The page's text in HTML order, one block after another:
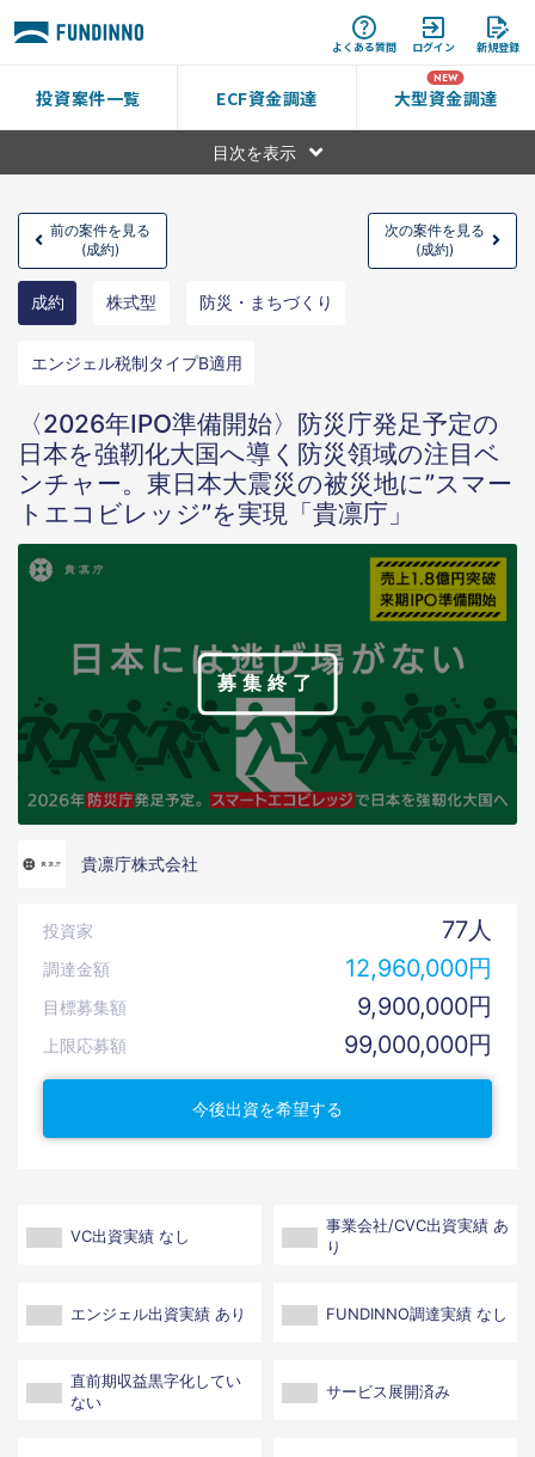
よくある質問 ログイン 新規登録
投資案件一覧 ECF資金調達 大型資金調達
目次を表示
前の案件を見る
(成約)
次の案件を見る
(成約)
成約 株式型 防災・まちづくり
エンジェル税制タイプB適用
〈2026年IPO準備開始〉防災庁発足予定の
日本を強靭化大国へ導く防災領域の注目ベ
ンチャー。東日本大震災の被災地に”スマー
トエコビレッジ”を実現「貴凛庁」
募集終了
貴凛庁株式会社
投資家 77人
調達金額 12,960,000円
目標募集額 9,900,000円
上限応募額 99,000,000円
今後出資を希望する
VC出資実績 なし
事業会社/CVC出資実績 あ
り
エンジェル出資実績 あり FUNDINNO調達実績 なし
直前期収益黒字化してい
ない
サービス展開済み